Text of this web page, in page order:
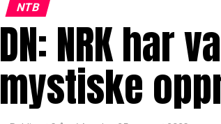
NTB
DN: NRK har
mystiske